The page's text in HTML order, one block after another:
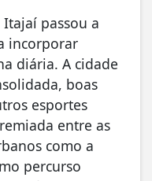
passou a
incorporar
diária. A cidade
boas
esportes
entre as
como a
percurso